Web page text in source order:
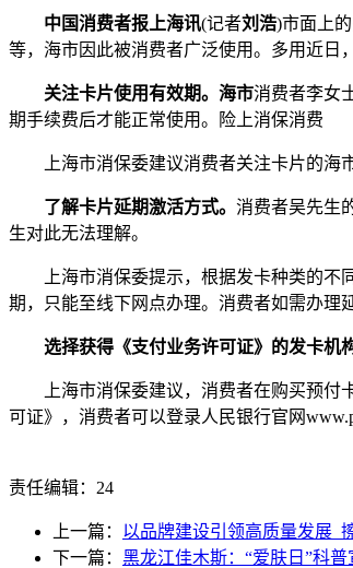
中国消费者报上海讯(记者刘浩)市面上
等，海市因此被消费者广泛使用。多用近日
关注卡片使用有效期。海市消费者李女
期手续费后才能正常使用。险上消保消费
上海市消保委建议消费者关注卡片的海市
了解卡片延期激活方式。 消费者吴先生
生对此无法理解。
上海市消保委提示，根据发卡种类的不同
期，只能至线下网点办理。消费者如需办理
选择获得《支付业务许可证》的发卡机构
上海市消保委建议，消费者在购买预付卡
可证》，消费者可以登录人民银行官网
责任编辑：24
上一篇： 以品牌建设引领高质量发展
下一篇： 黑龙江佳木斯：“爱肤日”科